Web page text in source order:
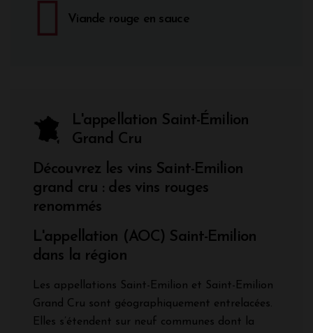
Viande rouge en sauce
L'appellation Saint-Émilion
Grand Cru
Découvrez les vins Saint-Emilion
grand cru : des vins rouges
renommés
L'appellation (AOC) Saint-Emilion
dans la région
Les appellations Saint-Emilion et Saint-Emilion
Grand Cru sont géographiquement entrelacées.
Elles s’étendent sur neuf communes dont la